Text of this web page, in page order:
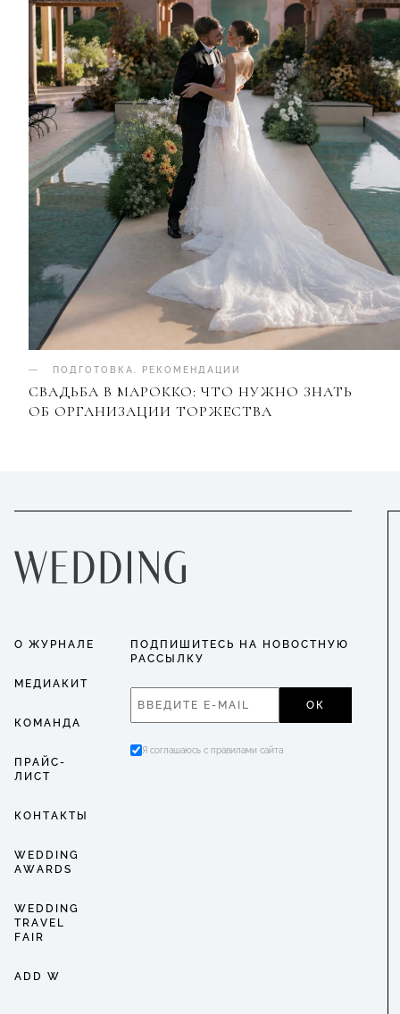
ПОДГОТОВКА РЕКОМЕНДАЦИИ
СВАДЬБА В МАРОККО: ЧТО НУЖНО ЗНАТЬ
ОБ ОРГАНИЗАЦИИ ТОРЖЕСТВА
О ЖУРНАЛЕ
МЕДИАКИТ
КОМАНДА
ПРАЙС-
ЛИСТ
КОНТАКТЫ
WEDDING
AWARDS
WEDDING
TRAVEL
FAIR
ADD W
ПОДПИШИТЕСЬ НА НОВОСТНУЮ
РАССЫЛКУ
ОК
Я соглашаюсь с правилами сайта